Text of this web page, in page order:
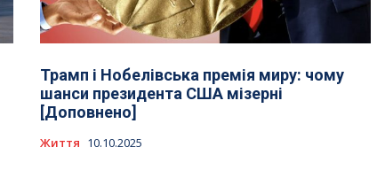
Трамп і Нобелівська премія миру: чому
шанси президента США мізерні
[Доповнено]
Життя 10.10.2025